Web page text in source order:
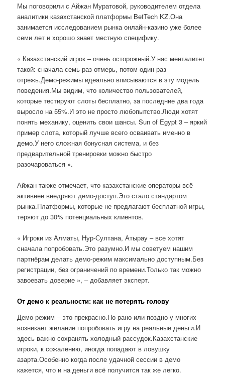
Мы поговорили с Айжан Муратовой, руководителем отдела
аналитики казахстанской платформы BetTech KZ.Она
занимается исследованием рынка онлайн-казино уже более
семи лет и хорошо знает местную специфику.
« Казахстанский игрок – очень осторожный.У нас менталитет
такой: сначала семь раз отмерь, потом один раз
отрежь.Демо-режимы идеально вписываются в эту модель
поведения.Мы видим, что количество пользователей,
которые тестируют слоты бесплатно, за последние два года
выросло на 55%.И это не просто любопытство.Люди хотят
понять механику, оценить свои шансы. Sun of Egypt 3 – яркий
пример слота, который лучше всего осваивать именно в
демо.У него сложная бонусная система, и без
предварительной тренировки можно быстро
разочароваться ».
Айжан также отмечает, что казахстанские операторы всё
активнее внедряют демо-доступ.Это стало стандартом
рынка.Платформы, которые не предлагают бесплатной игры,
теряют до 30% потенциальных клиентов.
« Игроки из Алматы, Нур-Султана, Атырау – все хотят
сначала попробовать.Это разумно.И мы советуем нашим
партнёрам делать демо-режим максимально доступным.Без
регистрации, без ограничений по времени.Только так можно
завоевать доверие », – добавляет эксперт.
От демо к реальности: как не потерять голову
Демо-режим – это прекрасно.Но рано или поздно у многих
возникает желание попробовать игру на реальные деньги.И
здесь важно сохранять холодный рассудок.Казахстанские
игроки, к сожалению, иногда попадают в ловушку
азарта.Особенно когда после удачной сессии в демо
кажется, что и на деньги всё получится так же легко.